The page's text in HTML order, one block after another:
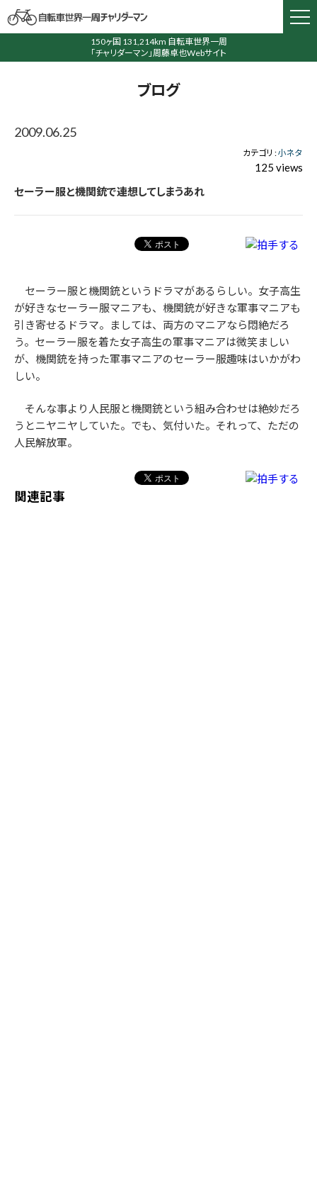
150ヶ国 131,214km 自転車世界一周
「チャリダーマン」周藤卓也Webサイト
ブログ
2009.06.25
カテゴリ :小ネタ
125 views
セーラー服と機関銃で連想してしまうあれ
セーラー服と機関銃というドラマがあるらしい。女子高生
が好きなセーラー服マニアも、機関銃が好きな軍事マニアも
引き寄せるドラマ。ましては、両方のマニアなら悶絶だろ
う。セーラー服を着た女子高生の軍事マニアは微笑ましい
が、機関銃を持った軍事マニアのセーラー服趣味はいかがわ
しい。
そんな事より人民服と機関銃という組み合わせは絶妙だろ
うとニヤニヤしていた。でも、気付いた。それって、ただの
人民解放軍。
関連記事